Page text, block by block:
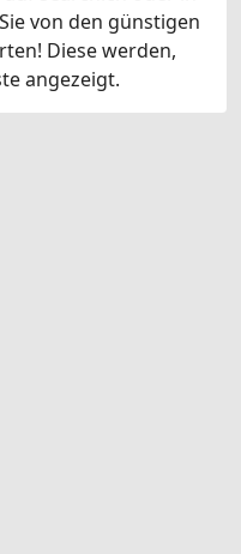
von den günstigen
Diese werden,
angezeigt.